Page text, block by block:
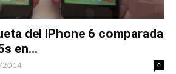
del iPhone 6 comparada
en...
0